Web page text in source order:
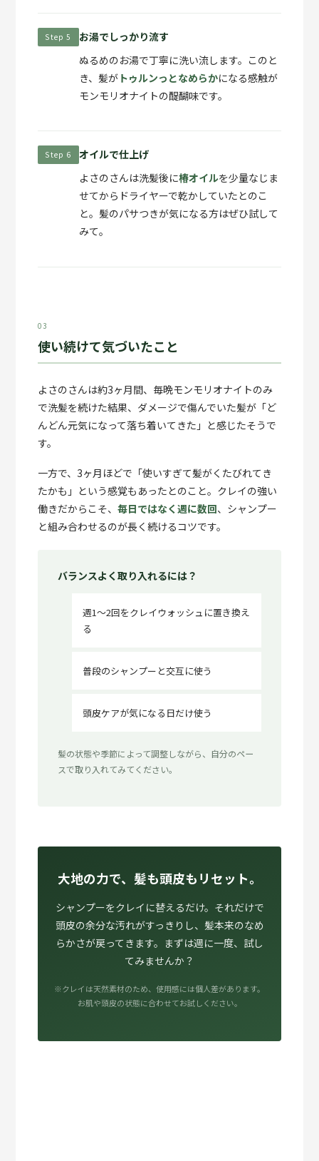
Step 5
お湯でしっかり流す
ぬるめのお湯で丁寧に洗い流します。このと
き、髪がトゥルンっとなめらかになる感触が
モンモリオナイトの醍醐味です。
Step 6
オイルで仕上げ
よさのさんは洗髪後に椿オイルを少量なじま
せてからドライヤーで乾かしていたとのこ
と。髪のパサつきが気になる方はぜひ試して
みて。
03
使い続けて気づいたこと
よさのさんは約3ヶ月間、毎晩モンモリオナイトのみ
で洗髪を続けた結果、ダメージで傷んでいた髪が「ど
んどん元気になって落ち着いてきた」と感じたそうで
す。
一方で、3ヶ月ほどで「使いすぎて髪がくたびれてき
たかも」という感覚もあったとのこと。クレイの強い
働きだからこそ、毎日ではなく週に数回、シャンプー
と組み合わせるのが長く続けるコツです。
バランスよく取り入れるには？
週1〜2回をクレイウォッシュに置き換え
る
普段のシャンプーと交互に使う
頭皮ケアが気になる日だけ使う
髪の状態や季節によって調整しながら、自分のペー
スで取り入れてみてください。
大地の力で、髪も頭皮もリセット。
シャンプーをクレイに替えるだけ。それだけで
頭皮の余分な汚れがすっきりし、髪本来のなめ
らかさが戻ってきます。まずは週に一度、試し
てみませんか？
※クレイは天然素材のため、使用感には個人差があります。
お肌や頭皮の状態に合わせてお試しください。